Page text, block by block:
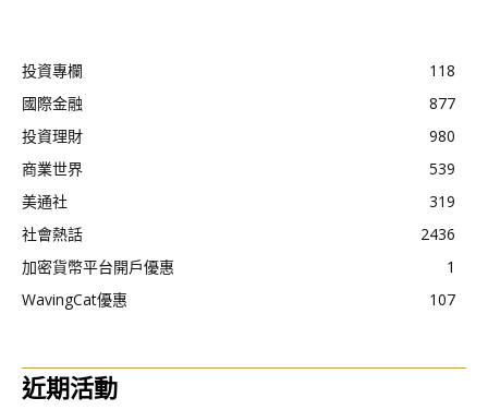
投資專欄
118
國際金融
877
投資理財
980
商業世界
539
美通社
319
社會熱話
2436
加密貨幣平台開戶優惠
1
WavingCat優惠
107
近期活動